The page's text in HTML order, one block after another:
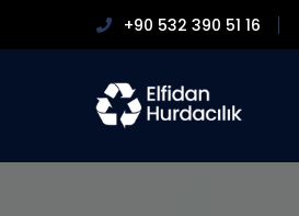
+90 532 390 51 16